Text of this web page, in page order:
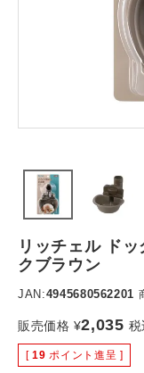
リッチェル ド
クブラウン
JAN:4945680562201
販売価格 ¥2,035 税
[ 19 ポイント進呈 ]